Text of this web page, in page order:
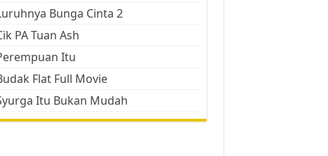
Bunga Cinta 2
PA Tuan Ash
Itu
Flat Full Movie
Itu Bukan Mudah